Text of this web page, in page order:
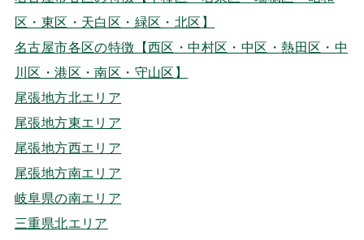
区・東区・天白区・緑区・北区】
名古屋市各区の特徴【西区・中村区・中区・熱田区・中
川区・港区・南区・守山区】
尾張地方北エリア
尾張地方東エリア
尾張地方西エリア
尾張地方南エリア
岐阜県の南エリア
三重県北エリア